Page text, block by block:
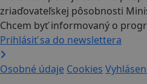
Chcem byť informovaný o
Prihlásiť sa do newslettera
Osobné údaje Cookies